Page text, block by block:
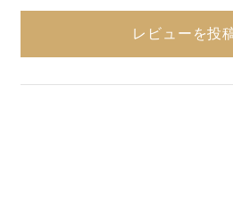
レビューを投